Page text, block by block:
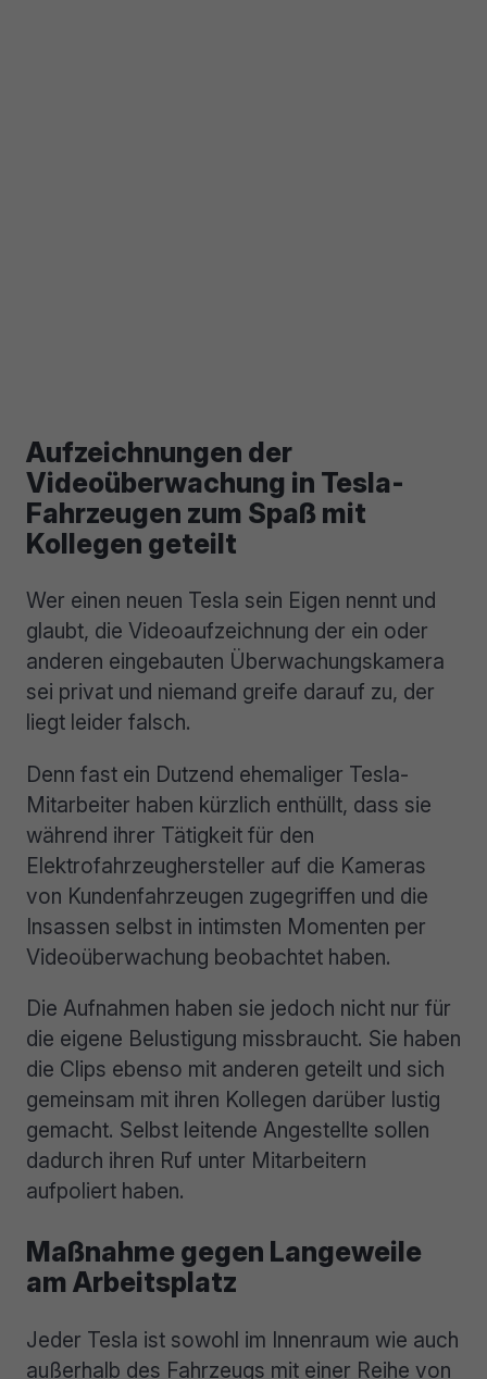
Aufzeichnungen der
Videoüberwachung in Tesla-
Fahrzeugen zum Spaß mit
Kollegen geteilt
Wer einen neuen Tesla sein Eigen nennt und
glaubt, die Videoaufzeichnung der ein oder
anderen eingebauten Überwachungskamera
sei privat und niemand greife darauf zu, der
liegt leider falsch.
Denn fast ein Dutzend ehemaliger Tesla-
Mitarbeiter haben kürzlich enthüllt, dass sie
während ihrer Tätigkeit für den
Elektrofahrzeughersteller auf die Kameras
von Kundenfahrzeugen zugegriffen und die
Insassen selbst in intimsten Momenten per
Videoüberwachung beobachtet haben.
Die Aufnahmen haben sie jedoch nicht nur für
die eigene Belustigung missbraucht. Sie haben
die Clips ebenso mit anderen geteilt und sich
gemeinsam mit ihren Kollegen darüber lustig
gemacht. Selbst leitende Angestellte sollen
dadurch ihren Ruf unter Mitarbeitern
aufpoliert haben.
Maßnahme gegen Langeweile
am Arbeitsplatz
Jeder Tesla ist sowohl im Innenraum wie auch
außerhalb des Fahrzeugs mit einer Reihe von